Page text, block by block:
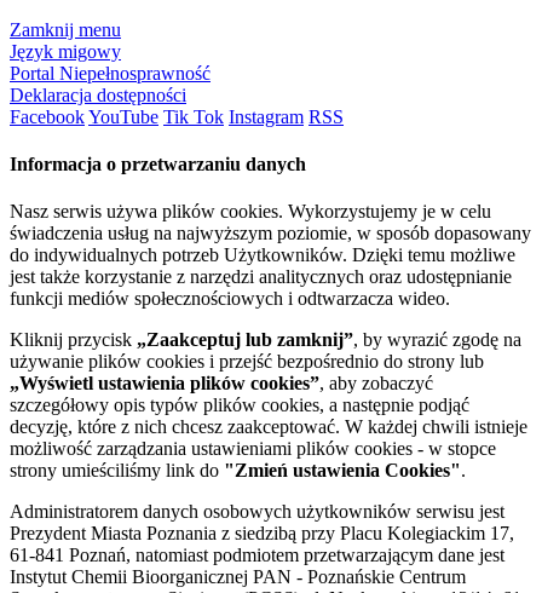
Zamknij menu
Język migowy
Portal Niepełnosprawność
Deklaracja dostępności
FacebookYouTube Tik Tok Instagram RSS
Informacja o przetwarzaniu danych
Nasz serwis używa plików cookies. Wykorzystujemy je w celu
świadczenia usług na najwyższym poziomie, w sposób dopasowany
do indywidualnych potrzeb Użytkowników. Dzięki temu możliwe
jest także korzystanie z narzędzi analitycznych oraz udostępnianie
funkcji mediów społecznościowych i odtwarzacza wideo.
Kliknij przycisk „Zaakceptuj lub zamknij”, by wyrazić zgodę na
używanie plików cookies i przejść bezpośrednio do strony lub
„Wyświetl ustawienia plików cookies”, aby zobaczyć
szczegółowy opis typów plików cookies, a następnie podjąć
decyzję, które z nich chcesz zaakceptować. W każdej chwili istnieje
możliwość zarządzania ustawieniami plików cookies - w stopce
strony umieściliśmy link do "Zmień ustawienia Cookies".
Administratorem danych osobowych użytkowników serwisu jest
Prezydent Miasta Poznania z siedzibą przy Placu Kolegiackim 17,
61-841 Poznań, natomiast podmiotem przetwarzającym dane jest
Instytut Chemii Bioorganicznej PAN - Poznańskie Centrum